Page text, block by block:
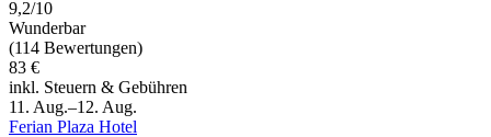
9,2/10
Wunderbar
(114 Bewertungen)
83 €
inkl. Steuern & Gebühren
11. Aug.–12. Aug.
Ferian Plaza Hotel